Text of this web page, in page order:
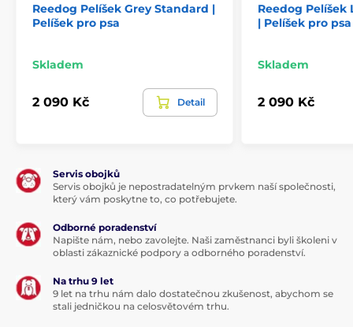
Reedog Pelíšek Grey Standard |
Pelíšek pro psa
Skladem
2 090 Kč Detail
Reedog
| Pelíšek pro psa
Skladem
2 090 Kč
Servis obojků
Servis obojků je nepostradatelným prvkem naší společnosti,
který vám poskytne to, co potřebujete.
Odborné poradenství
Napište nám, nebo zavolejte. Naši zaměstnanci byli školeni v
oblasti zákaznické podpory a odborného poradenství.
Na trhu 9 let
9 let na trhu nám dalo dostatečnou zkušenost, abychom se
stali jedničkou na celosvětovém trhu.